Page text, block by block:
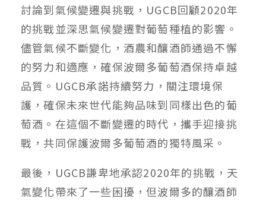
討論到氣候變遷與挑戰，UGCB回顧2020年
的挑戰並深思氣候變遷對葡萄種植的影響。
儘管氣候不斷變化，酒農和釀酒師通過不懈
的努力和適應，確保波爾多葡萄酒保持卓越
品質。UGCB承諾持續努力，關注環境保
護，確保未來世代能夠品味到同樣出色的葡
萄酒。在這個不斷變遷的時代，攜手迎接挑
戰，共同保護波爾多葡萄酒的獨特風采。
最後，UGCB謙卑地承認2020年的挑戰，天
氣變化帶來了一些困擾，但波爾多的釀酒師